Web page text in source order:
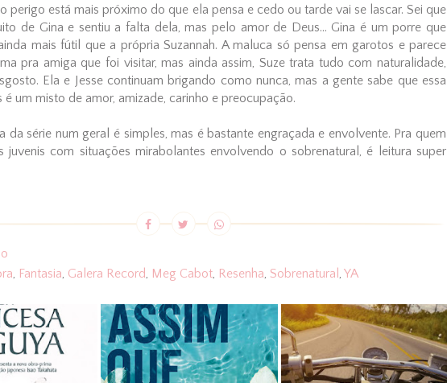
perigo está mais próximo do que ela pensa e cedo ou tarde vai se lascar. Sei que
de Gina e sentiu a falta dela, mas pelo amor de Deus... Gina é um porre que
mais fútil que a própria Suzannah. A maluca só pensa em garotos e parece
pra amiga que foi visitar, mas ainda assim, Suze trata tudo com naturalidade,
Ela e Jesse continuam brigando como nunca, mas a gente sabe que essa
um misto de amor, amizade, carinho e preocupação.
da série num geral é simples, mas é bastante engraçada e envolvente. Pra quem
juvenis com situações mirabolantes envolvendo o sobrenatural, é leitura super
Fantasia Galera Record Meg Cabot Resenha Sobrenatural YA